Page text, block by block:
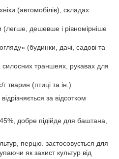
(автомобілів), складах
(легше, дешевше і рівномірніше
(будинки, дачі, садові та
силосних траншеях, рукавах для
тварин (птиці та ін.)
за відсотком
добре підійде для баштана,
перцю. застосовується для
як захист культур від